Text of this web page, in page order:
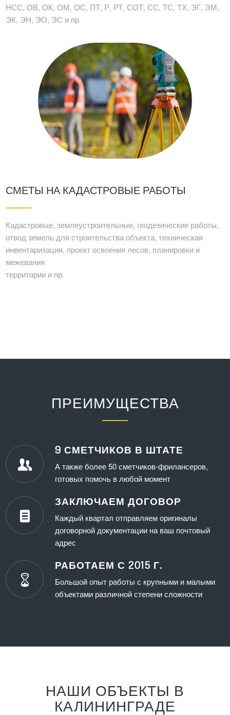
НСС, ОВ, ОК, ОМ, ОС, ПТ, Р, РТ, СОТ, СС, ТС, ТХ, ЭГ, ЭМ,
ЭК, ЭН, ЭО, ЭС и пр
СМЕТЫ НА КАДАСТРОВЫЕ РАБОТЫ
Кадастровые, землеустроительные, геодезические работы,
отвод земель для строительства объекта, техническая
инвентаризация, проект освоения лесов, планировки и
межевания
территории и пр.
ПРЕИМУЩЕСТВА
9 СМЕТЧИКОВ В ШТАТЕ
А также более 50 сметчиков-фрилансеров,
готовых помочь в любой момент
ЗАКЛЮЧАЕМ ДОГОВОР
Каждый квартал отправляем оригиналы
договорной документации на ваш почтовый
адрес
РАБОТАЕМ С 2015 Г.
Большой опыт работы с крупными и малыми
объектами различной степени сложности
НАШИ ОБЪЕКТЫ В
КАЛИНИНГРАДЕ